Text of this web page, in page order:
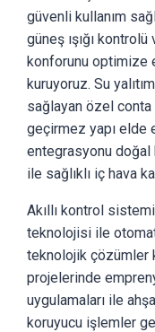
güvenli kullanım
güneş ışığı
konforunu optimize
kuruyoruz. Su
sağlayan özel
geçirmez yapı elde
entegrasyonu
ile sağlıklı iç hava
Akıllı kontrol
teknolojisi ile
teknolojik çözümler
projelerinde
uygulamaları ile
koruyucu işlemler